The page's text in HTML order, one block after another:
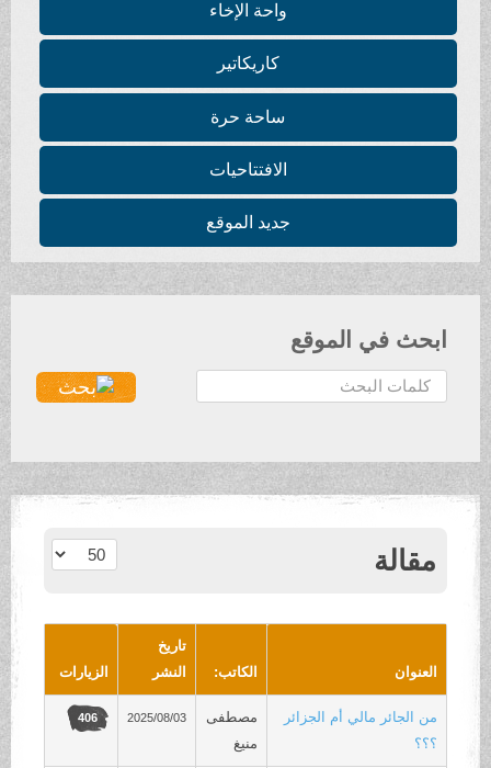
واحة الإخاء
كاريكاتير
ساحة حرة
الافتتاحيات
جديد الموقع
ابحث في الموقع
ح
ث
.
مقالة عدد الإظهارات:
العنوان الكاتب:
تاريخ
النشر
الزيارات
من الجائر مالي أم الجزائر
مصطفى
منيغ
2025/08/03
406